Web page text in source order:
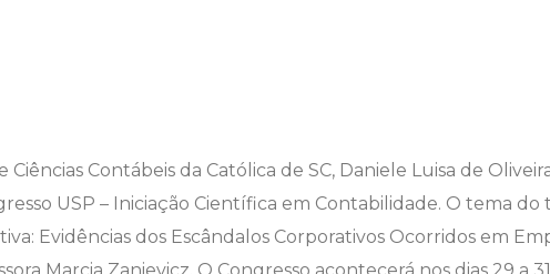
Ciências Contábeis da Católica de SC, Daniele Luisa de
USP – Iniciação Científica em Contabilidade. O tema do
Evidências dos Escândalos Corporativos Ocorridos em